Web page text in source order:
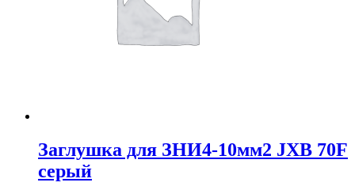
Заглушка для ЗНИ4-10мм2 JXB 70F
серый